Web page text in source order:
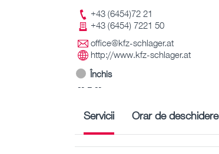
+43 (6454)72 21
+43 (6454) 7221 50
office@kfz-schlager.at
http://www.kfz-schlager.at
Închis
-- – --
Servicii Orar de deschidere